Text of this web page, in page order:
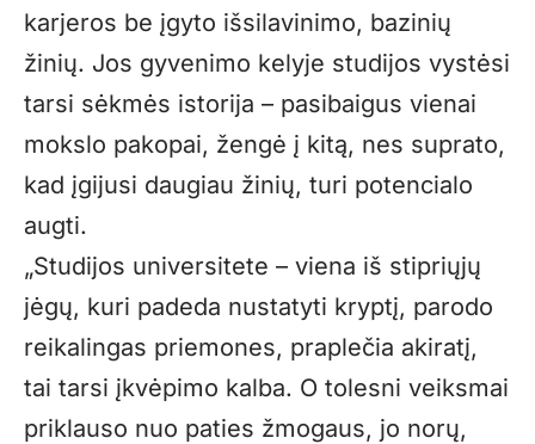
karjeros be įgyto išsilavinimo, bazinių
žinių. Jos gyvenimo kelyje studijos vystėsi
tarsi sėkmės istorija – pasibaigus vienai
mokslo pakopai, žengė į kitą, nes suprato,
kad įgijusi daugiau žinių, turi potencialo
augti.
„Studijos universitete – viena iš stipriųjų
jėgų, kuri padeda nustatyti kryptį, parodo
reikalingas priemones, praplečia akiratį,
tai tarsi įkvėpimo kalba. O tolesni veiksmai
priklauso nuo paties žmogaus, jo norų,